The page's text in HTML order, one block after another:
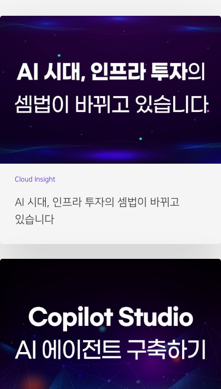
Cloud Insight
AI 시대, 인프라 투자의 셈법이 바뀌고
있습니다